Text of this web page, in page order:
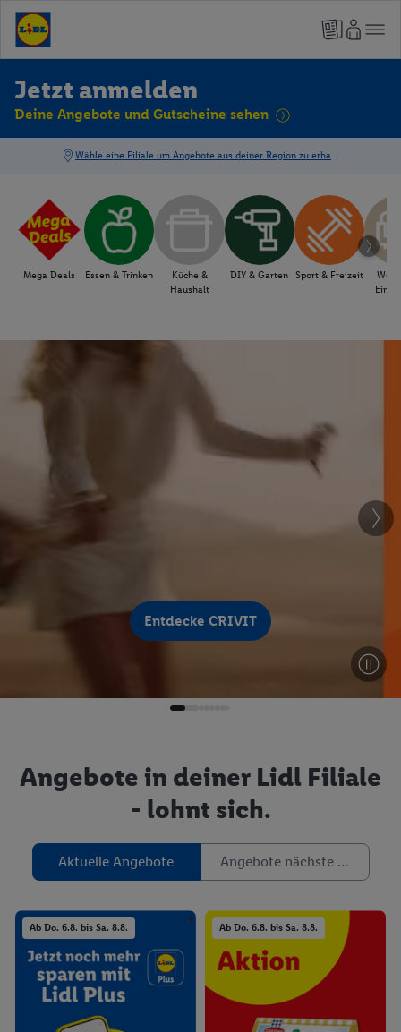
Jetzt anmelden
Deine Angebote und Gutscheine sehen
Mega Deals Essen & Trinken
Küche &
Haushalt
DIY & Garten Sport & Freizeit
Entdecke CRIVIT
Angebote in deiner Lidl Filiale
- lohnt sich.
Aktuelle Angebote Angebote nächste Woche
Ab Do. 6.8. bis Sa. 8.8. Ab Do. 6.8. bis Sa. 8.8.